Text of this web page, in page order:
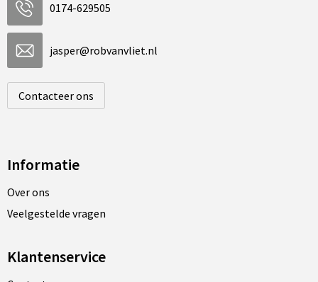
0174-629505
jasper@robvanvliet.nl
Contacteer ons
Informatie
Over ons
Veelgestelde vragen
Klantenservice